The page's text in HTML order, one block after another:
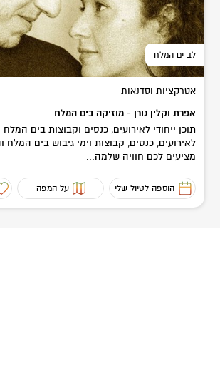
לב ים המלח
אטרקציות וסדנאות
אפרת וקלין גורן - מוזיקה בים המלח
תוכן ייחודי לאירועים, כנסים וקבוצות בים
לאירועים, כנסים, קבוצות וימי גיבוש בים המלח
מציעים לכם חוויה שלמה...
הוספה לטיול שלי על המפה